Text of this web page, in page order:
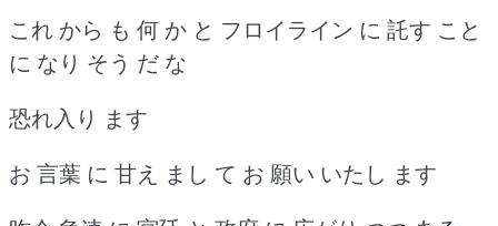
これ から も 何 か と フロイライン に 託す こと
に なり そう だ な
恐れ入り ます
お 言葉 に 甘え まし て お 願い いたし ます